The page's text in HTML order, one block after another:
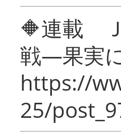
🔶連載
戦―果実
https://
25/